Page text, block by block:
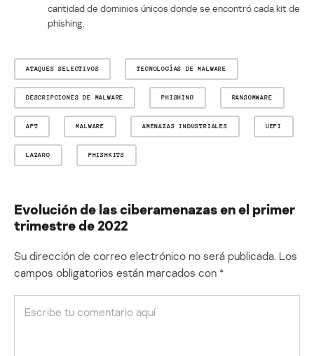
cantidad de dominios únicos donde se encontró cada kit de
phishing.
ATAQUES SELECTIVOS TECNOLOGÍAS DE MALWARE
DESCRIPCIONES DE MALWARE PHISHING RANSOMWARE
APT MALWARE AMENAZAS INDUSTRIALES UEFI
LAZARO PHISHKITS
Evolución de las ciberamenazas en el primer
trimestre de 2022
Su dirección de correo electrónico no será publicada. Los
campos obligatorios están marcados con *